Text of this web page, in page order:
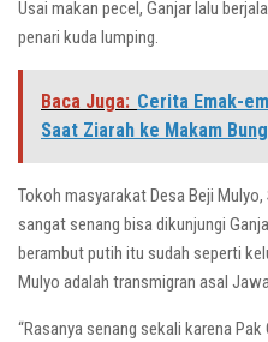
Usai makan pecel, Ganjar lalu
penari kuda lumping.
Baca Juga: Cerita Emak-
Saat Ziarah ke Makam
Tokoh masyarakat Desa Beji
sangat senang bisa dikunjungi
berambut putih itu sudah seperti
Mulyo adalah transmigran asal
“Rasanya senang sekali karena